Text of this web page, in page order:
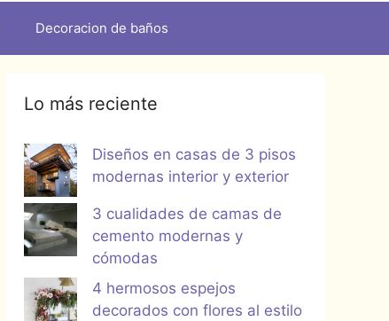
Decoracion de baños
Lo más reciente
Diseños en casas de 3 pisos
modernas interior y exterior
3 cualidades de camas de
cemento modernas y
cómodas
4 hermosos espejos
decorados con flores al estilo